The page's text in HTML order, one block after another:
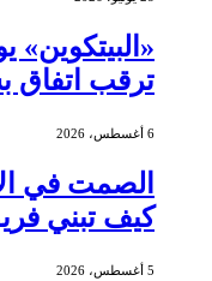
ترقب اتفاق
6 أغسطس، 2026
الصمت في
كيف تبني
5 أغسطس، 2026